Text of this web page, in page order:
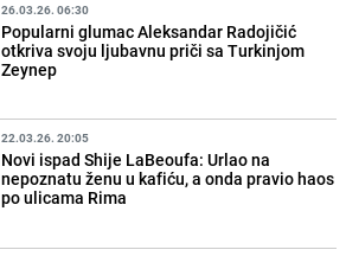
26.03.26. 06:30
Popularni glumac Aleksandar Radojičić
otkriva svoju ljubavnu priči sa Turkinjom
Zeynep
22.03.26. 20:05
Novi ispad Shije LaBeoufa: Urlao na
nepoznatu ženu u kafiću, a onda pravio haos
po ulicama Rima